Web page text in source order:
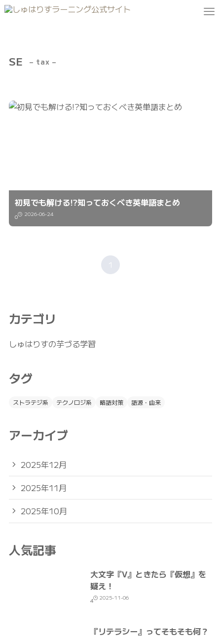
SE – tax –
初見でも解ける!?知っておくべき英単語まとめ
0 2026-06-24
1
カテゴリ
しゅはりすの芋づる学習
タグ
ストラテジ系 テクノロジ系 略語対策 語源・由来
アーカイブ
2025年12月
2025年11月
2025年10月
人気記事
大文字『V』ときたら『仮想』を
疑え！
4 2025-11-06
『リテラシー』ってそもそも何？